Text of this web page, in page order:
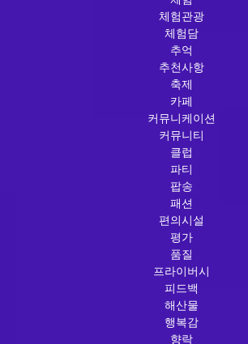
체험관광
체험담
추억
추천사항
축제
카페
커뮤니케이션
커뮤니티
클럽
파티
팝송
패션
편의시설
평가
품질
프라이버시
피드백
해산물
행복감
향락